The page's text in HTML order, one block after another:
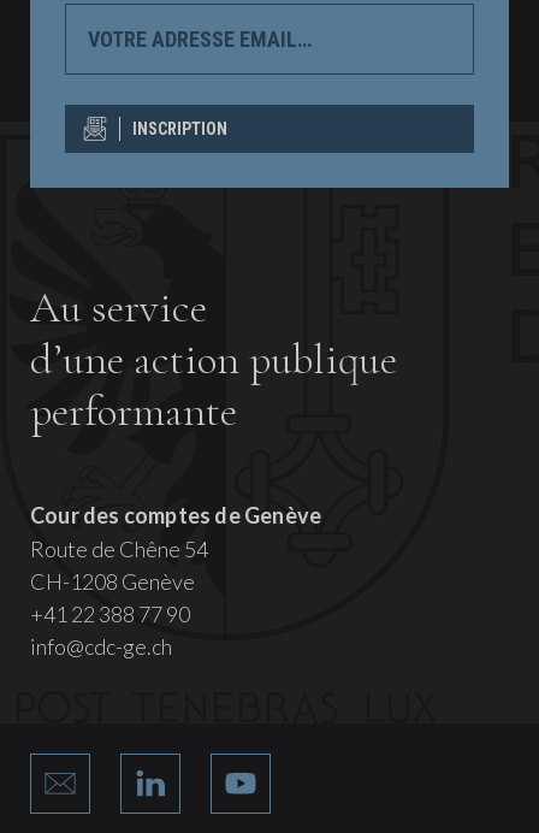
ADRESSE
INSCRIPTION
Au service
d’une action publique
performante
Cour des comptes de Genève
Route de Chêne 54
CH-1208 Genève
+41 22 388 77 90
info@cdc-ge.ch